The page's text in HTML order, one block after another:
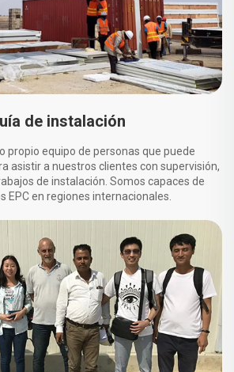
de instalación
propio equipo de personas que puede
asistir a nuestros clientes con supervisión,
de instalación. Somos capaces de
EPC en regiones internacionales.